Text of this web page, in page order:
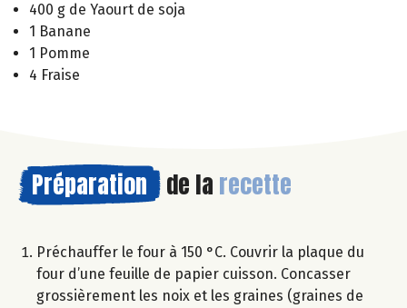
400 g de Yaourt de soja
1 Banane
1 Pomme
4 Fraise
Préparation de la recette
Préchauffer le four à 150 °C. Couvrir la plaque du
four d’une feuille de papier cuisson. Concasser
grossièrement les noix et les graines (graines de